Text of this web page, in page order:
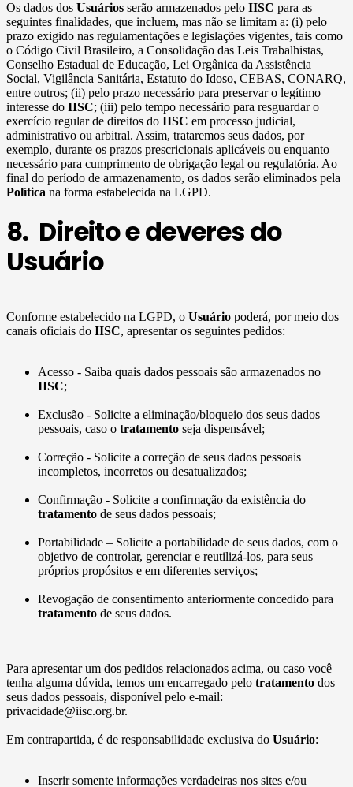
Os dados dos Usuários serão armazenados pelo IISC para as
seguintes finalidades, que incluem, mas não se limitam a: (i) pelo
prazo exigido nas regulamentações e legislações vigentes, tais como
o Código Civil Brasileiro, a Consolidação das Leis Trabalhistas,
Conselho Estadual de Educação, Lei Orgânica da Assistência
Social, Vigilância Sanitária, Estatuto do Idoso, CEBAS, CONARQ,
entre outros; (ii) pelo prazo necessário para preservar o legítimo
interesse do IISC; (iii) pelo tempo necessário para resguardar o
exercício regular de direitos do IISC em processo judicial,
administrativo ou arbitral. Assim, trataremos seus dados, por
exemplo, durante os prazos prescricionais aplicáveis ou enquanto
necessário para cumprimento de obrigação legal ou regulatória. Ao
final do período de armazenamento, os dados serão eliminados pela
Política na forma estabelecida na LGPD.
8. Direito e deveres do
Usuário
Conforme estabelecido na LGPD, o Usuário poderá, por meio dos
canais oficiais do IISC, apresentar os seguintes pedidos:
Acesso - Saiba quais dados pessoais são armazenados no
IISC;
Exclusão - Solicite a eliminação/bloqueio dos seus dados
pessoais, caso o tratamento seja dispensável;
Correção - Solicite a correção de seus dados pessoais
incompletos, incorretos ou desatualizados;
Confirmação - Solicite a confirmação da existência do
tratamento de seus dados pessoais;
Portabilidade – Solicite a portabilidade de seus dados, com o
objetivo de controlar, gerenciar e reutilizá-los, para seus
próprios propósitos e em diferentes serviços;
Revogação de consentimento anteriormente concedido para
tratamento de seus dados.
Para apresentar um dos pedidos relacionados acima, ou caso você
tenha alguma dúvida, temos um encarregado pelo tratamento dos
seus dados pessoais, disponível pelo e-mail:
privacidade@iisc.org.br.
Em contrapartida, é de responsabilidade exclusiva do Usuário:
Inserir somente informações verdadeiras nos sites e/ou